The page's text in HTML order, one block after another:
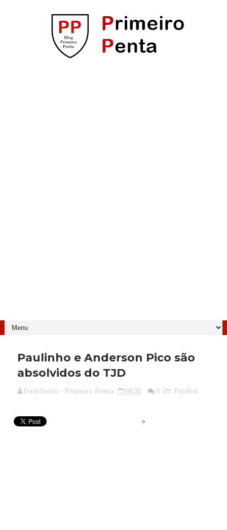
Paulinho e Anderson Pico são
absolvidos do TJD
Dani Souto - Primeiro Penta 08:35 0 Futebol
>